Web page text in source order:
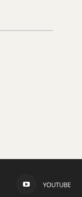
YOUTUBE